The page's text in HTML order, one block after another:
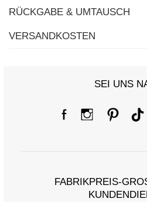
RÜCKGABE & UMTAUSCH
VERSANDKOSTEN
SEI UNS
FABRIKPREIS-